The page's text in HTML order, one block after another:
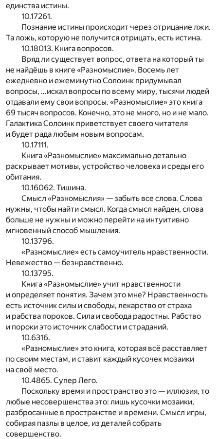
единства истины.
10.17261.
Познание истины происходит через отрицание лжи.
Та ложь, которую не получится отрицать, есть истина.
10.18013. Книга вопросов.
Вряд ли существует вопрос, ответа на который ты
не найдёшь в книге «Разномыслие». Восемь лет
ежедневно и ежеминутно Солоинк придумывал
вопросы, …искал вопросы по всему миру, тысячи людей
отдавали ему свои вопросы. «Разномыслие» это книга
69 тысяч вопросов. Конечно, это не много, но и не мало.
Галактика Солоинк приветствует своего читателя
и будет рада любым новым вопросам.
10.17111.
Книга «Разномыслие» максимально детально
раскрывает мотивы, устройство человека и среды его
обитания.
10.16062. Тишина.
Смысл «Разномыслия» — забыть все слова. Слова
нужны, чтобы найти смысл. Когда смысл найден, слова
больше не нужны и можно перейти на интуитивно
мгновенный способ мышления.
10.13796.
«Разномыслие» есть самоучитель нравственности.
Невежество — безнравственно.
10.13795.
Книга «Разномыслие» учит нравственности
и определяет понятия. Зачем это мне? Нравственность
есть источник силы и свободы, лекарство от страха
и рабства пороков. Сила и свобода радостны. Рабство
и пороки это источник слабости и страданий.
10.6316.
«Разномыслие» это книга, которая всё расставляет
по своим местам, и ставит каждый кусочек мозаики
на своё место.
10.4865. Супер Лего.
Поскольку время и пространство это — иллюзия, то
любые несовершенства это: лишь кусочки мозаики,
разбросанные в пространстве и времени. Смысл игры,
собирая пазлы в целое, из деталей собрать
совершенство.